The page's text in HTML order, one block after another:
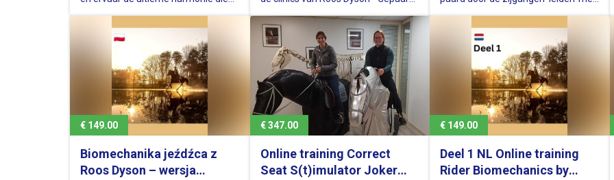
paard. - Een must have online
training voor elke ruiter die vindt dat
zijn paard een goede zit waard is! -
Ontdek de principes achter een…
handen en benen? Wil jij in volledige
harmonie en op een gezonde
manier je paard trainen in het
laterale werk? Dan is…
€ 149.00
Biomechanika jeźdźca z
Roos Dyson – wersja
€ 347.00
Online training Correct
Seat S(t)imulator Joker
€ 149.00
Deel 1 NL Online training
Rider Biomechanics by